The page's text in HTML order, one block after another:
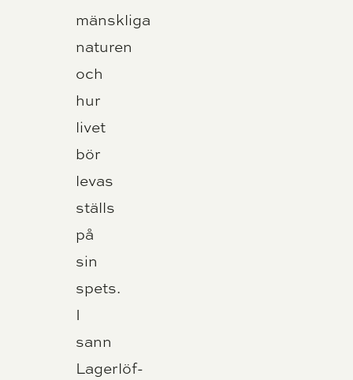
mänskliga
naturen
och
hur
livet
bör
levas
ställs
på
sin
spets.
I
sann
Lagerlöf-